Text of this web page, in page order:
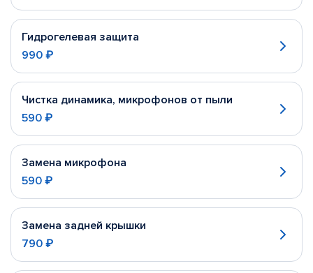
Гидрогелевая защита
990 ₽
Чистка динамика, микрофонов от пыли
590 ₽
Замена микрофона
590 ₽
Замена задней крышки
790 ₽